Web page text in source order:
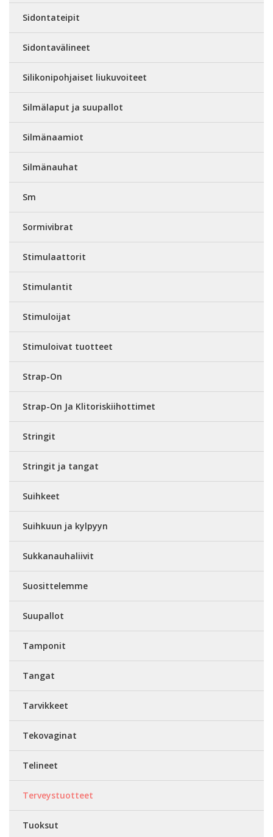
Sidontateipit
Sidontavälineet
Silikonipohjaiset liukuvoiteet
Silmälaput ja suupallot
Silmänaamiot
Silmänauhat
Sm
Sormivibrat
Stimulaattorit
Stimulantit
Stimuloijat
Stimuloivat tuotteet
Strap-On
Strap-On Ja Klitoriskiihottimet
Stringit
Stringit ja tangat
Suihkeet
Suihkuun ja kylpyyn
Sukkanauhaliivit
Suosittelemme
Suupallot
Tamponit
Tangat
Tarvikkeet
Tekovaginat
Telineet
Terveystuotteet
Tuoksut